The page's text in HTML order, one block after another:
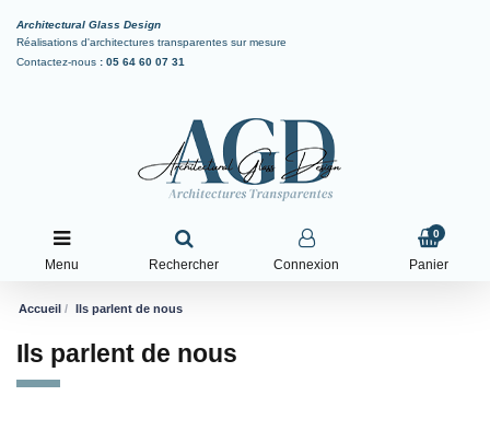
Architectural Glass Design
Réalisations d'architectures transparentes sur mesure
Contactez-nous : 05 64 60 07 31
Menu Rechercher Connexion
0
Panier
Accueil Ils parlent de nous
Ils parlent de nous